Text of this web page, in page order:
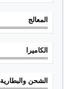
المعالج
الكاميرا
الشحن والبطارية